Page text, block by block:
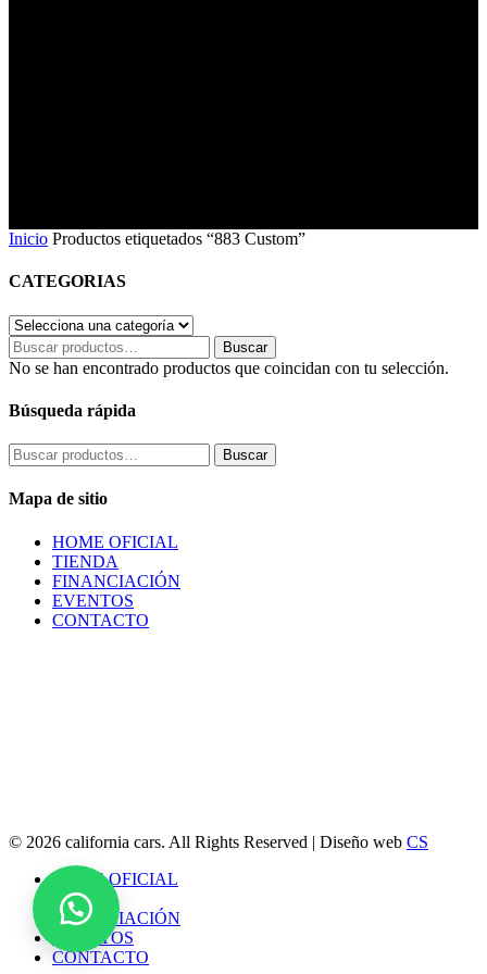
Inicio Productos etiquetados “883 Custom”
CATEGORIAS
Buscar
por:
Buscar
No se han encontrado productos que coincidan con tu selección.
Búsqueda rápida
Buscar
por:
Buscar
Mapa de sitio
HOME OFICIAL
TIENDA
FINANCIACIÓN
EVENTOS
CONTACTO
© 2026 california cars. All Rights Reserved | Diseño web CS
Close
Menu
HOME OFICIAL
TIENDA
FINANCIACIÓN
EVENTOS
CONTACTO